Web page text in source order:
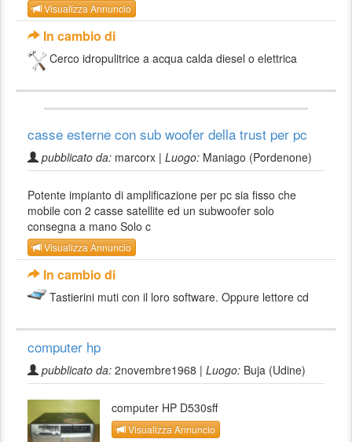
Visualizza Annuncio
In cambio di
Cerco idropulitrice a acqua calda diesel o elettrica
casse esterne con sub woofer della trust per pc
pubblicato da: marcorx | Luogo: Maniago (Pordenone)
Potente impianto di amplificazione per pc sia fisso che
mobile con 2 casse satellite ed un subwoofer solo
consegna a mano Solo c
Visualizza Annuncio
In cambio di
Tastierini muti con il loro software. Oppure lettore cd
computer hp
pubblicato da: 2novembre1968 | Luogo: Buja (Udine)
computer HP D530sff
Visualizza Annuncio